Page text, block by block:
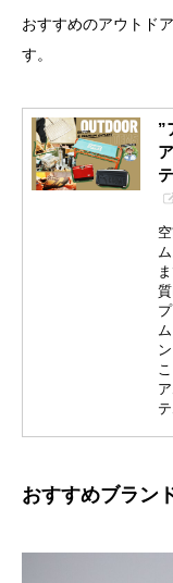
おすすめのアウトド
す。
”
おすすめブラン